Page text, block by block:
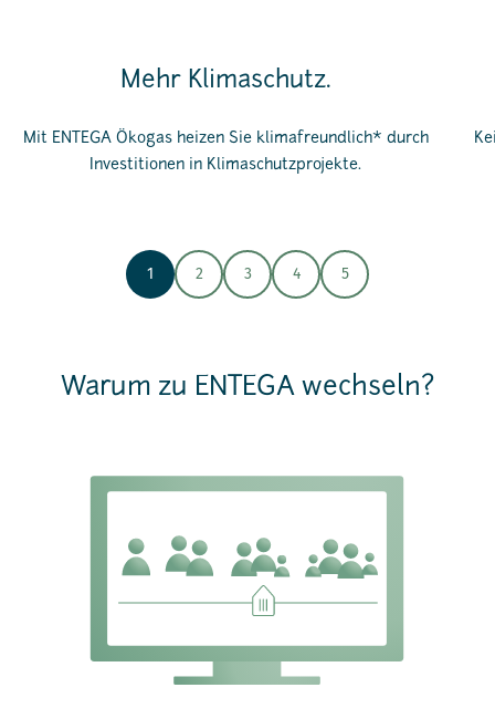
Mehr Klimaschutz.
Mit ENTEGA Ökogas heizen Sie klimafreundlich* durch
Investitionen in Klimaschutzprojekte.
1 2 3 4 5
Warum zu ENTEGA wechseln?